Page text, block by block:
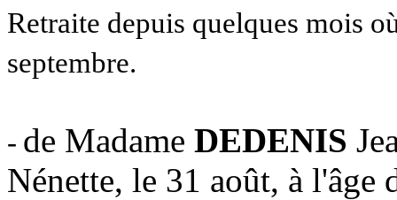
Retraite depuis quelques mois
septembre.
- de Madame DEDENIS
Nénette, le 31 août, à l'âge